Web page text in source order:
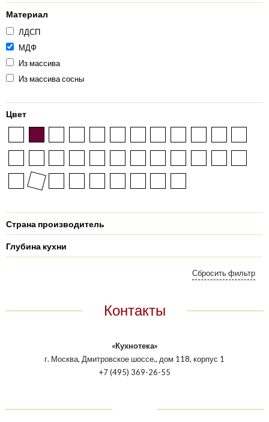
Материал
ЛДСП
МДФ
Из массива
Из массива сосны
Цвет
Страна производитель
Глубина кухни
Контакты
«Кухнотека»
г. Москва, Дмитровское шоссе., дом 118, корпус 1
+7 (495) 369-26-55